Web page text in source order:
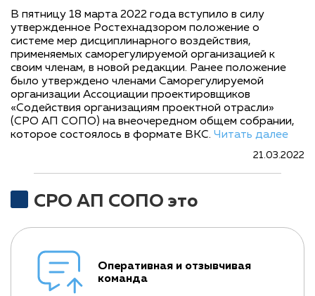
В пятницу 18 марта 2022 года вступило в силу
утвержденное Ростехнадзором положение о
системе мер дисциплинарного воздействия,
применяемых саморегулируемой организацией к
своим членам, в новой редакции. Ранее положение
было утверждено членами Саморегулируемой
организации Ассоциации проектировщиков
«Содействия организациям проектной отрасли»
(СРО АП СОПО) на внеочередном общем собрании,
которое состоялось в формате ВКС. Читать далее
21.03.2022
СРО АП СОПО это
Оперативная и отзывчивая
команда